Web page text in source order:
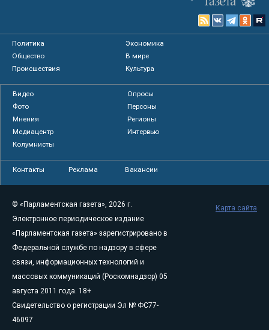
Политика
Экономика
Общество
В мире
Происшествия
Культура
Видео
Опросы
Фото
Персоны
Мнения
Регионы
Медиацентр
Интервью
Колумнисты
Контакты Реклама Вакансии
© «Парламентская газета», 2026 г.
Электронное периодическое издание
«Парламентская газета» зарегистрировано в
Федеральной службе по надзору в сфере
связи, информационных технологий и
массовых коммуникаций (Роскомнадзор) 05
августа 2011 года. 18+
Свидетельство о регистрации Эл № ФС77-
46097
Карта сайта